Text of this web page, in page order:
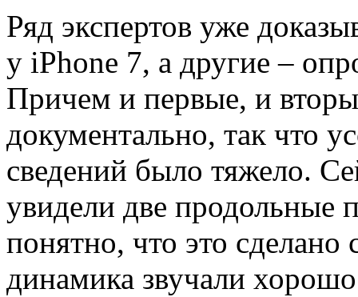
Ряд экспертов уже
у iPhone 7, а другие –
Причем и первые, и
документально, так что
сведений было тяжело.
увидели две продольные
понятно, что это
динамика звучали